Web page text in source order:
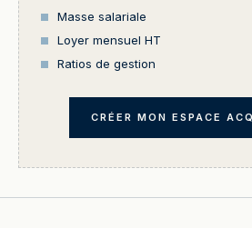
Masse salariale
Loyer mensuel HT
Ratios de gestion
CRÉER MON ESPACE